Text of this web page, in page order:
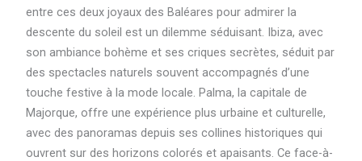
entre ces deux joyaux des Baléares pour admirer la
descente du soleil est un dilemme séduisant. Ibiza, avec
son ambiance bohème et ses criques secrètes, séduit par
des spectacles naturels souvent accompagnés d’une
touche festive à la mode locale. Palma, la capitale de
Majorque, offre une expérience plus urbaine et culturelle,
avec des panoramas depuis ses collines historiques qui
ouvrent sur des horizons colorés et apaisants. Ce face-à-